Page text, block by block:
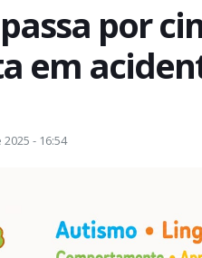
por
em
- 16:54